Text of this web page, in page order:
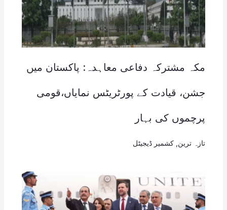
مکہ مشترکہ دفاعی معاہدہ: پاکستان میں
جشن، قیادت کے پورٹریٹس نمایاں،قومی
پرچموں کی بہار
تازہ ترین کشمیر ڈیجیٹل